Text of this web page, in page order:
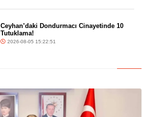
Ceyhan’daki Dondurmacı Cinayetinde 10
Tutuklama!
2026-08-05 15:22:51